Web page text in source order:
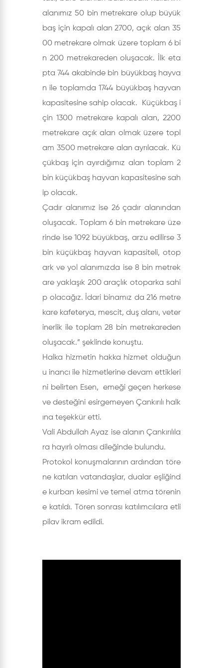
alanımız 50 bin metrekare olup büyük
baş için kapalı alan 2700, açık alan 35
00 metrekare olmak üzere toplam 6 bi
n 200 metrekareden oluşacak. İlk eta
pta 744 akabinde bin büyükbaş hayva
n ile toplamda 1744 büyükbaş hayvan
kapasitesine sahip olacak. Küçükbaş i
çin 1300 metrekare kapalı alan, 2200
metrekare açık alan olmak üzere topl
am 3500 metrekare alan ayrılacak. Kü
çükbaş için ayırdığımız alan toplam 2
bin küçükbaş hayvan kapasitesine sah
ip olacak.
Çadır alanımız ise 26 çadır alanından
oluşacak. Toplam 6 bin metrekare üze
rinde ise 1092 büyükbaş, arzu edilirse 3
bin küçükbaş hayvan kapasiteli, otop
ark ve yol alanımızda ise 8 bin metrek
are yaklaşık 200 araçlık otoparka sahi
p olacağız. İdari binamız da 216 metre
kare kafeterya, mescit, duş alanı, veter
inerlik ile toplam 28 bin metrekareden
oluşacak.” şeklinde konuştu.
Halka hizmetin hakka hizmet olduğun
u inancı ile hizmetlerine devam ettikleri
ni belirten Esen, emeği geçen herkese
ve desteğini esirgemeyen Çankırılı halk
ına teşekkür etti.
Vali Abdullah Ayaz ise alanın Çankırılıla
ra hayırlı olması dileğinde bulundu.
Protokol konuşmalarının ardından töre
ne katılan vatandaşlar, dualar eşliğind
e kurban kesimi ve temel atma törenin
e katıldı. Tören sonrası katılımcılara etli
pilav ikram edildi.